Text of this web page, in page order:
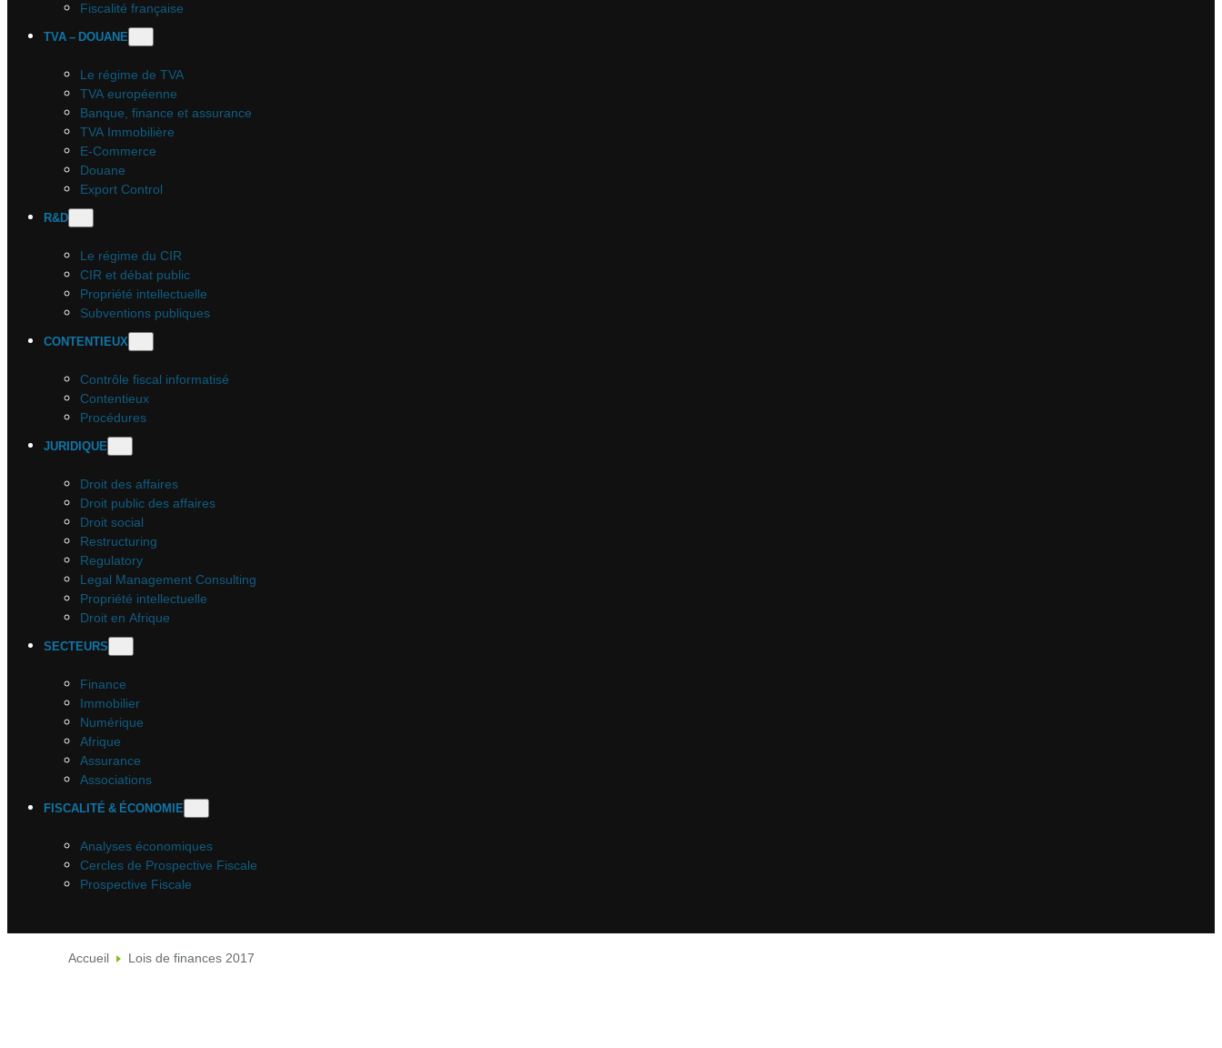
Fiscalité française
TVA – DOUANE
Le régime de TVA
TVA européenne
Banque, finance et assurance
TVA Immobilière
E-Commerce
Douane
Export Control
R&D
Le régime du CIR
CIR et débat public
Propriété intellectuelle
Subventions publiques
CONTENTIEUX
Contrôle fiscal informatisé
Contentieux
Procédures
JURIDIQUE
Droit des affaires
Droit public des affaires
Droit social
Restructuring
Regulatory
Legal Management Consulting
Propriété intellectuelle
Droit en Afrique
SECTEURS
Finance
Immobilier
Numérique
Afrique
Assurance
Associations
FISCALITÉ & ÉCONOMIE
Analyses économiques
Cercles de Prospective Fiscale
Prospective Fiscale
Accueil Lois de finances 2017